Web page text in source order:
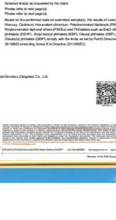
lungo termine.